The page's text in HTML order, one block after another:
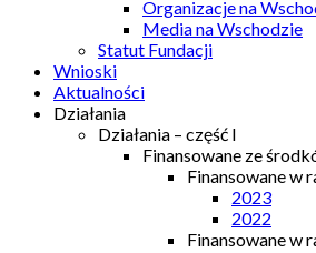
Organizacje na
Media na Wschodzie
Statut Fundacji
Wnioski
Aktualności
Działania
Działania – część I
Finansowane ze
Finansowane w
2023
2022
Finansowane w